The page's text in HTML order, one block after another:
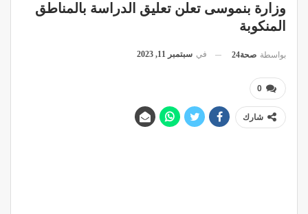
وزارة بنموسى تعلن تعليق الدراسة بالمناطق
المنكوبة
بواسطة صحة24 في سبتمبر 11, 2023
0
شارك